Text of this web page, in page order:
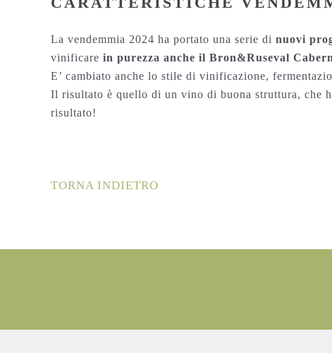
La vendemmia 2024 ha portato una serie di nuovi
vinificare in purezza anche il Bron&Ruseval
E’ cambiato anche lo stile di vinificazione,
Il risultato è quello di un vino di buona struttura, che
risultato!
TORNA INDIETRO